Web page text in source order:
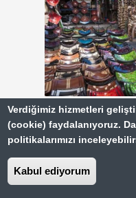
asiawebdirect.com
Sadece yöresel
Verdiğimiz hizmetleri
(cookie) faydalanıyoruz.
politikalarımızı
Kabul ediyorum